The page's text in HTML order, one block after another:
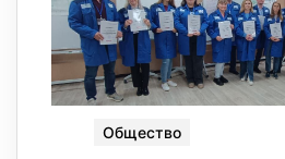
Общество